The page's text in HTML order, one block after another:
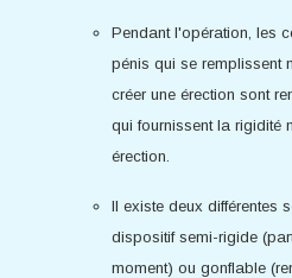
Pendant l'opération, les
pénis qui se remplissent
créer une érection sont
qui fournissent la rigidité
érection.
Il existe deux différentes
dispositif semi-rigide
moment) ou gonflable